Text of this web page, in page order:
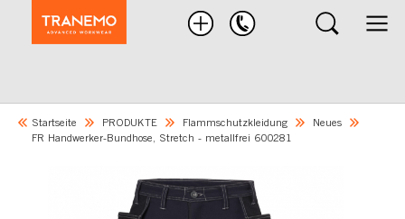
Produkten
Startseite PRODUKTE Flammschutzkleidung
Neues
FR Handwerker-Bundhose, Stretch - metallfrei 600281